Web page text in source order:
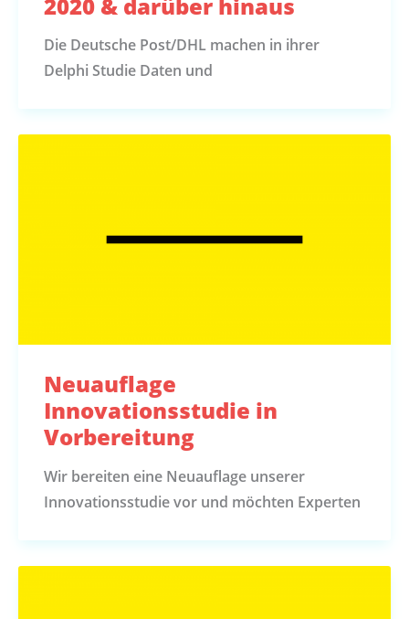
Die Deutsche Post/DHL machen in ihrer
Delphi Studie Daten und
Neuauflage
Innovationsstudie in
Vorbereitung
Wir bereiten eine Neuauflage unserer
Innovationsstudie vor und möchten Experten